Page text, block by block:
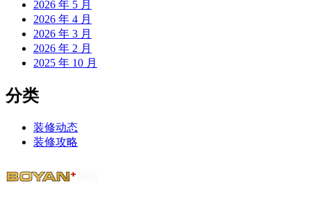
2026 年 5 月
2026 年 4 月
2026 年 3 月
2026 年 2 月
2025 年 10 月
分类
装修动态
装修攻略